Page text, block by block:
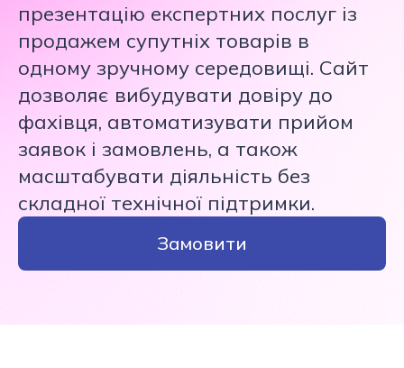
презентацію експертних послуг із
продажем супутніх товарів в
одному зручному середовищі. Сайт
дозволяє вибудувати довіру до
фахівця, автоматизувати прийом
заявок і замовлень, а також
масштабувати діяльність без
складної технічної підтримки.
Замовити